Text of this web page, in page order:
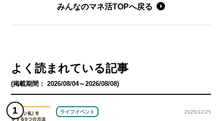
みんなのマネ活TOPへ戻る
よく読まれている記事
(掲載期間： 2026/08/04～2026/08/08)
ライフイベント 2025/12/25